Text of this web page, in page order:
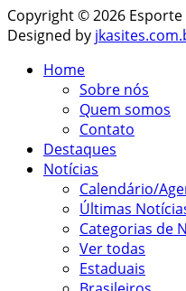
Copyright © 2026
Designed by
Home
Sobre nós
Quem somos
Contato
Destaques
Notícias
Calendário/
Últimas
Categorias de
Ver todas
Estaduais